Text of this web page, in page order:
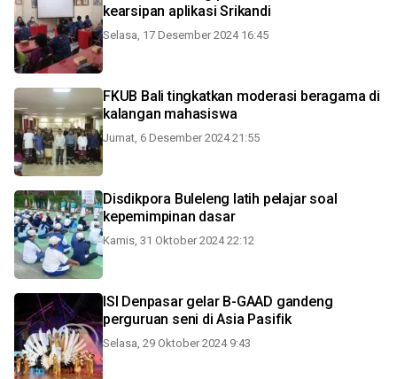
kearsipan aplikasi Srikandi
Selasa, 17 Desember 2024 16:45
FKUB Bali tingkatkan moderasi beragama di
kalangan mahasiswa
Jumat, 6 Desember 2024 21:55
Disdikpora Buleleng latih pelajar soal
kepemimpinan dasar
Kamis, 31 Oktober 2024 22:12
ISI Denpasar gelar B-GAAD gandeng
perguruan seni di Asia Pasifik
Selasa, 29 Oktober 2024 9:43